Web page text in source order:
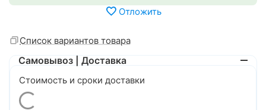
Отложить
Список вариантов товара
Самовывоз | Доставка
Стоимость и сроки доставки